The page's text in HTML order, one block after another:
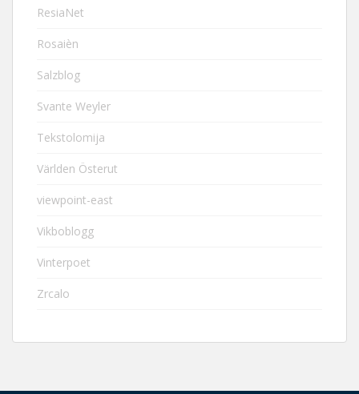
ResiaNet
Rosaièn
Salzblog
Svante Weyler
Tekstolomija
Världen Österut
viewpoint-east
Vikboblogg
Vinterpoet
Zrcalo